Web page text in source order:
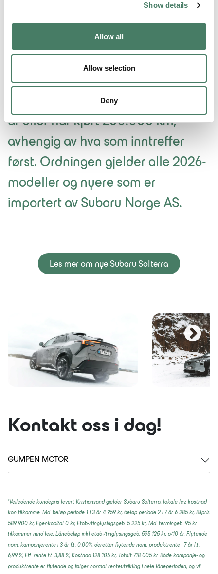
Show details
Allow all
Allow selection
Deny
ekstra kostnad – slik at du får
maksimal trygghet, forutsigbarhet
og kvalitet i hele bilens levetid.
Den serviceaktiverte garantien kan
gi dekning helt frem til bilen er 10
år eller har kjørt 200.000 km,
avhengig av hva som inntreffer
først. Ordningen gjelder alle 2026-
modeller og nyere som er
importert av Subaru Norge AS.
Les mer om nye Subaru Solterra
Kontakt oss i dag!
GUMPEN MOTOR
*Veiledende kundepris levert Kristiansand gjelder Subaru Solterra, lokale lev. kostnad
kan tilkomme. Md. beløp periode 1 i 3 år 4 959 kr, beløp periode 2 i 7 år 6 285 kr, Bilpris
589 900 kr, Egenkapital 0 kr, Etab-/tinglysingsgeb. 5 225 kr, Md. termingeb. 95 kr
tilkommer mnd leie, Lånebeløp inkl etab-/tinglysingsgeb. 595 125 kr, o/10 år, Flytende
nom. kampanjerente i 3 år f.t. 0,00%, deretter flytende nom. produktrente i 7 år f.t.
6,99 %, Eff. rente f.t. 3,88 %, Kostnad 128 105 kr, Totalt 718 005 kr. Både kampanje- og
produktrente er flytende og følger normal renteutvikling i hele låneperioden, og vil